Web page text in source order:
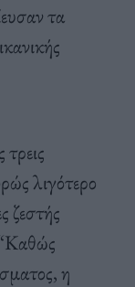
τα
λιγότερο
ζεστής
η